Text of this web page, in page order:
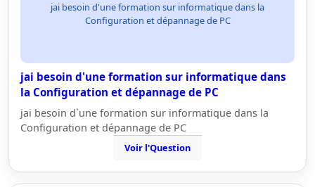
jai besoin d'une formation sur informatique dans la
Configuration et dépannage de PC
jai besoin d'une formation sur informatique dans
la Configuration et dépannage de PC
jai besoin d`une formation sur informatique dans la
Configuration et dépannage de PC
Voir l'Question